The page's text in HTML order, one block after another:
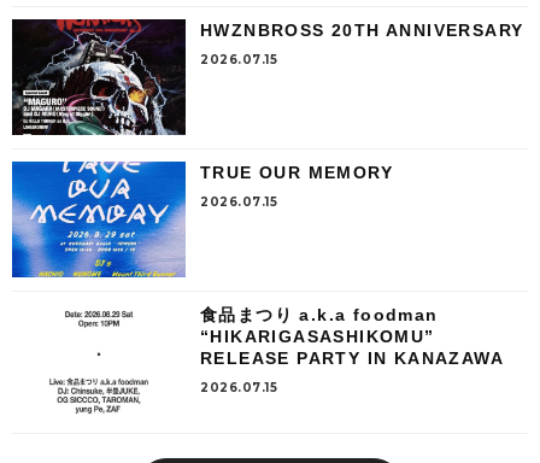
HWZNBROSS 20TH ANNIVERSARY
2026.07.15
TRUE OUR MEMORY
2026.07.15
食品まつり a.k.a foodman
“HIKARIGASASHIKOMU”
RELEASE PARTY IN KANAZAWA
2026.07.15